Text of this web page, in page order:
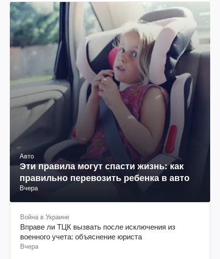
Авто
Эти правила могут спасти жизнь: как
правильно перевозить ребенка в авто
Вчера
Война в Украине
Вправе ли ТЦК вызвать после исключения из
военного учета: объяснение юриста
Вчера